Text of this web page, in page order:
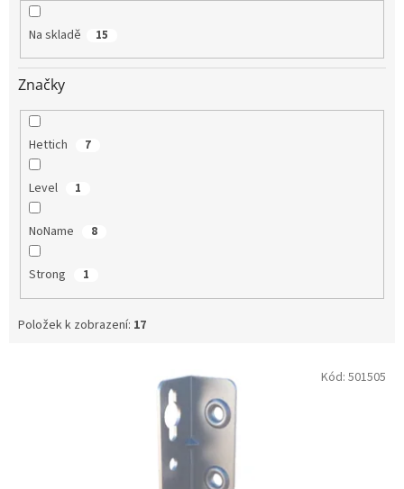
Na skladě 15
Značky
Hettich 7
Level 1
NoName 8
Strong 1
Položek k zobrazení: 17
Kód: 501505